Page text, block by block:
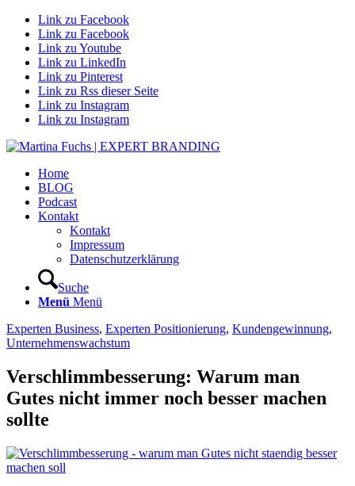
Link zu Facebook
Link zu Facebook
Link zu Youtube
Link zu LinkedIn
Link zu Pinterest
Link zu Rss dieser Seite
Link zu Instagram
Link zu Instagram
Home
BLOG
Podcast
Kontakt
Kontakt
Impressum
Datenschutzerklärung
Suche
Menü Menü
Experten Business, Experten Positionierung, Kundengewinnung,
Unternehmenswachstum
Verschlimmbesserung: Warum man
Gutes nicht immer noch besser machen
sollte